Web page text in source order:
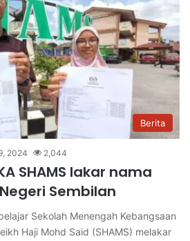
Berita
2024 2,044
SHAMS lakar nama
Sembilan
Sekolah Menengah Kebangsaan
Haji Mohd Said (SHAMS) melakar